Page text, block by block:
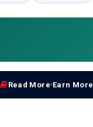
Read More Earn More